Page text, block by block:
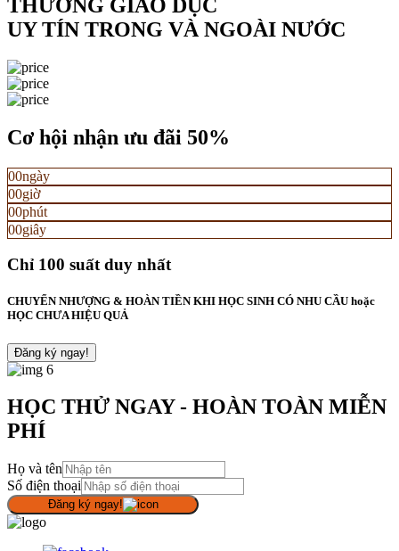
THƯỞNG GIÁO DỤC
UY TÍN TRONG VÀ NGOÀI NƯỚC
Cơ hội nhận ưu đãi 50%
00ngày
00giờ
00phút
00giây
Chỉ 100 suất duy nhất
CHUYỂN NHƯỢNG & HOÀN TIỀN KHI HỌC SINH CÓ NHU CẦU hoặc
HỌC CHƯA HIỆU QUẢ
Đăng ký ngay!
HỌC THỬ NGAY - HOÀN TOÀN MIỄN
PHÍ
Họ và tên
Số điện thoại
Đăng ký ngay!